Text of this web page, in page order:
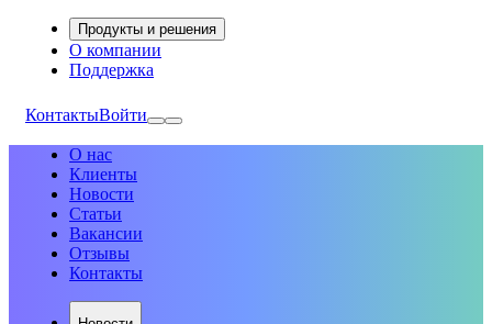
Продукты и решения
О компании
Поддержка
КонтактыВойти
О нас
Клиенты
Новости
Статьи
Вакансии
Отзывы
Контакты